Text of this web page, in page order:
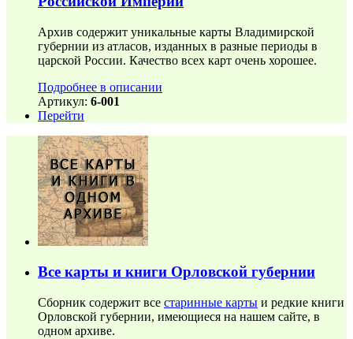
Архив содержит уникальные карты Владимирской
губернии из атласов, изданных в разные периоды в
царской России. Качество всех карт очень хорошее.
Подробнее в описании
Артикул: 6-001
Перейти
Все карты и книги Орловской губернии
Сборник содержит все старинные карты и редкие книги
Орловской губернии, имеющиеся на нашем сайте, в
одном архиве.